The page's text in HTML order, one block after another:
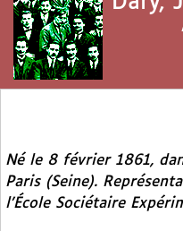
Né le 8 février 1861,
Paris (Seine).
l’École Sociétaire